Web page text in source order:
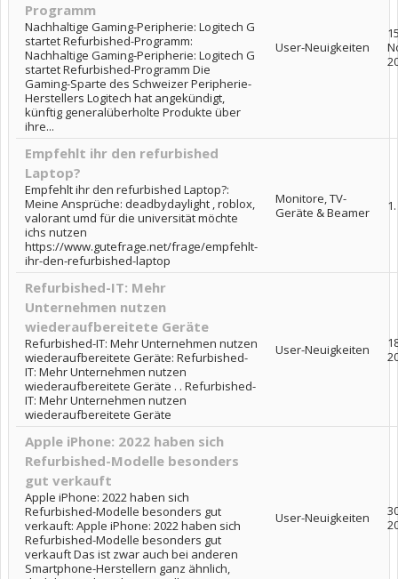
Programm
Nachhaltige Gaming-Peripherie: Logitech G
startet Refurbished-Programm:
Nachhaltige Gaming-Peripherie: Logitech G
startet Refurbished-Programm Die
Gaming-Sparte des Schweizer Peripherie-
Herstellers Logitech hat angekündigt,
künftig generalüberholte Produkte über
ihre...
User-Neuigkeiten
Empfehlt ihr den refurbished
Laptop?
Empfehlt ihr den refurbished Laptop?:
Meine Ansprüche: deadbydaylight , roblox,
valorant umd für die universität möchte
ichs nutzen
https://www.gutefrage.net/frage/empfehlt-
ihr-den-refurbished-laptop
Monitore, TV-
Geräte & Beamer
Refurbished-IT: Mehr
Unternehmen nutzen
wiederaufbereitete Geräte
Refurbished-IT: Mehr Unternehmen nutzen
wiederaufbereitete Geräte: Refurbished-
IT: Mehr Unternehmen nutzen
wiederaufbereitete Geräte . . Refurbished-
IT: Mehr Unternehmen nutzen
wiederaufbereitete Geräte
User-Neuigkeiten
Apple iPhone: 2022 haben sich
Refurbished-Modelle besonders
gut verkauft
Apple iPhone: 2022 haben sich
Refurbished-Modelle besonders gut
verkauft: Apple iPhone: 2022 haben sich
Refurbished-Modelle besonders gut
verkauft Das ist zwar auch bei anderen
Smartphone-Herstellern ganz ähnlich,
User-Neuigkeiten